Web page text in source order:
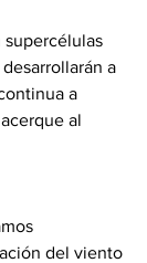
supercélulas
a
a
al
del viento